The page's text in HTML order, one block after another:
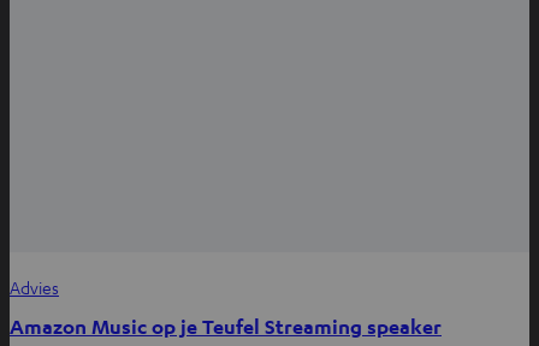
Advies
Amazon Music op je Teufel Streaming speaker